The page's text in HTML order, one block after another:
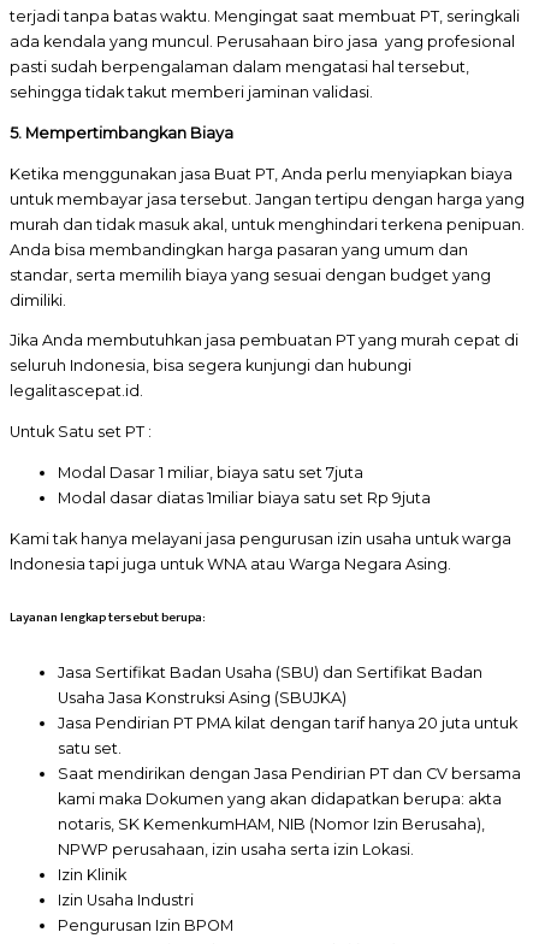
terjadi tanpa batas waktu. Mengingat saat membuat PT, seringkali
ada kendala yang muncul. Perusahaan biro jasa yang profesional
pasti sudah berpengalaman dalam mengatasi hal tersebut,
sehingga tidak takut memberi jaminan validasi.
5. Mempertimbangkan Biaya
Ketika menggunakan jasa Buat PT, Anda perlu menyiapkan biaya
untuk membayar jasa tersebut. Jangan tertipu dengan harga yang
murah dan tidak masuk akal, untuk menghindari terkena penipuan.
Anda bisa membandingkan harga pasaran yang umum dan
standar, serta memilih biaya yang sesuai dengan budget yang
dimiliki.
Jika Anda membutuhkan jasa pembuatan PT yang murah cepat di
seluruh Indonesia, bisa segera kunjungi dan hubungi
legalitascepat.id.
Untuk Satu set PT :
Modal Dasar 1 miliar, biaya satu set 7juta
Modal dasar diatas 1miliar biaya satu set Rp 9juta
Kami tak hanya melayani jasa pengurusan izin usaha untuk warga
Indonesia tapi juga untuk WNA atau Warga Negara Asing.
Layanan lengkap tersebut berupa:
Jasa Sertifikat Badan Usaha (SBU) dan Sertifikat Badan
Usaha Jasa Konstruksi Asing (SBUJKA)
Jasa Pendirian PT PMA kilat dengan tarif hanya 20 juta untuk
satu set.
Saat mendirikan dengan Jasa Pendirian PT dan CV bersama
kami maka Dokumen yang akan didapatkan berupa: akta
notaris, SK KemenkumHAM, NIB (Nomor Izin Berusaha),
NPWP perusahaan, izin usaha serta izin Lokasi.
Izin Klinik
Izin Usaha Industri
Pengurusan Izin BPOM